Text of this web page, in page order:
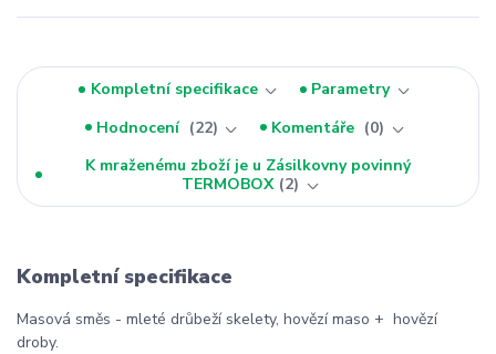
Kompletní specifikace
Parametry
Hodnocení
22 Komentáře
0
K mraženému zboží je u Zásilkovny povinný
TERMOBOX 2
Kompletní specifikace
Masová směs - mleté drůbeží skelety, hovězí maso + hovězí
droby.